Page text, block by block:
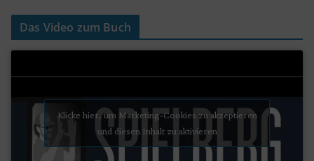
Das Video zum Buch
Klicke hier, um Marketing-Cookies zu akzeptieren
und diesen Inhalt zu aktivieren